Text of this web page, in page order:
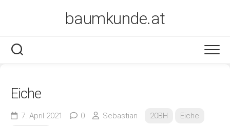
baumkunde.at
Eiche
7. April 2021 0 Sebastian 20BH
Eiche